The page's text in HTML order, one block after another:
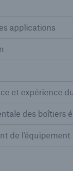
applications
et expérience
des boîtiers
de l’équipement